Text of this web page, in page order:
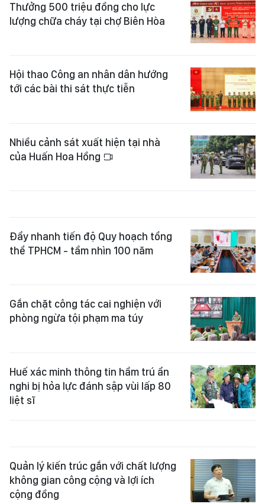
Thưởng 500 triệu đồng cho lực
lượng chữa cháy tại chợ Biên Hòa
Hội thao Công an nhân dân hướng
tới các bài thi sát thực tiễn
Nhiều cảnh sát xuất hiện tại nhà
của Huấn Hoa Hồng
Đẩy nhanh tiến độ Quy hoạch tổng
thể TPHCM - tầm nhìn 100 năm
Gắn chặt công tác cai nghiện với
phòng ngừa tội phạm ma túy
Huế xác minh thông tin hầm trú ẩn
nghi bị hỏa lực đánh sập vùi lấp 80
liệt sĩ
Quản lý kiến trúc gắn với chất lượng
không gian công cộng và lợi ích
cộng đồng